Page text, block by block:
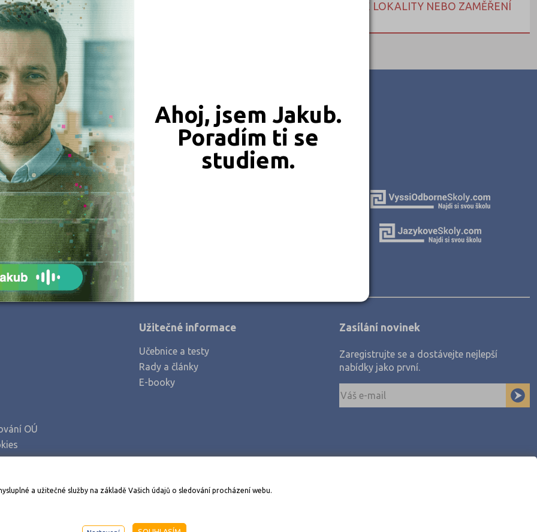
Ahoj, jsem Jakub.
Poradím ti se
studiem.
Jeseník (1)
Jičín (1)
Olomouc (1)
Praha hlavní město (1)
Prostějov (1)
ZÁZNAMY, PŘEFORMULUJTE PROSÍM VÁŠ DOTAZ NEBO HLEDEJTE DLE LOKALITY NEBO ZAMĚŘENÍ
JSME TAM, KDE JSTE VY
Naše projekty
OÚ
Stáhněte si aplikaci Adresář škol
Užitečné informace
Učebnice a testy
Rady a články
E-booky
Zasílání novinek
Zaregistrujte se a dostávejte nejlepší
nabídky jako první.
AMOS KamPoMaturite.cz, s.r.o., stránky vytvořilo
a užitečné služby na základě Vašich údajů o sledování procházení webu.